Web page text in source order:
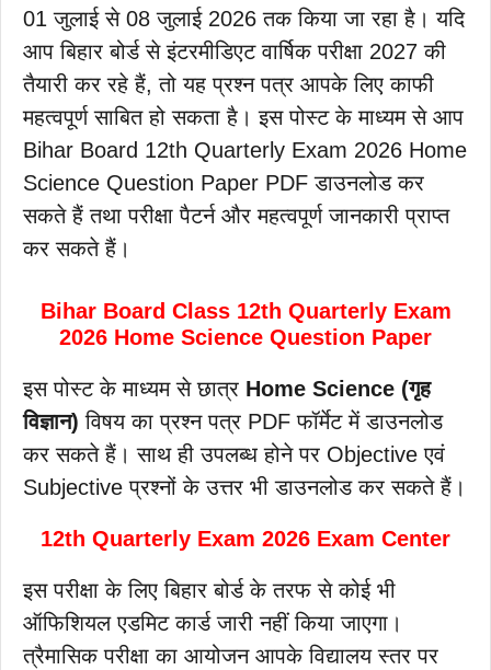
01 जुलाई से 08 जुलाई 2026 तक किया जा रहा है। यदि
आप बिहार बोर्ड से इंटरमीडिएट वार्षिक परीक्षा 2027 की
तैयारी कर रहे हैं, तो यह प्रश्न पत्र आपके लिए काफी
महत्वपूर्ण साबित हो सकता है। इस पोस्ट के माध्यम से आप
Bihar Board 12th Quarterly Exam 2026 Home
Science Question Paper PDF डाउनलोड कर
सकते हैं तथा परीक्षा पैटर्न और महत्वपूर्ण जानकारी प्राप्त
कर सकते हैं।
Bihar Board Class 12th Quarterly Exam
2026 Home Science Question Paper
इस पोस्ट के माध्यम से छात्र Home Science (गृह
विज्ञान) विषय का प्रश्न पत्र PDF फॉर्मेट में डाउनलोड
कर सकते हैं। साथ ही उपलब्ध होने पर Objective एवं
Subjective प्रश्नों के उत्तर भी डाउनलोड कर सकते हैं।
12th Quarterly Exam 2026 Exam Center
इस परीक्षा के लिए बिहार बोर्ड के तरफ से कोई भी
ऑफिशियल एडमिट कार्ड जारी नहीं किया जाएगा।
त्रैमासिक परीक्षा का आयोजन आपके विद्यालय स्तर पर